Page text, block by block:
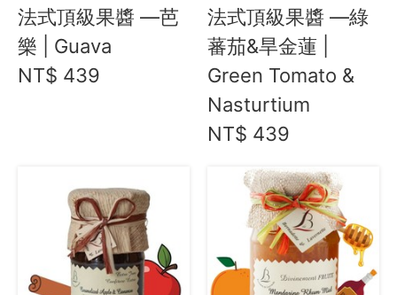
法式頂級果醬 —芭
樂 | Guava
NT$ 439
法式頂級果醬 —綠
蕃茄&旱金蓮 |
Green Tomato &
Nasturtium
NT$ 439